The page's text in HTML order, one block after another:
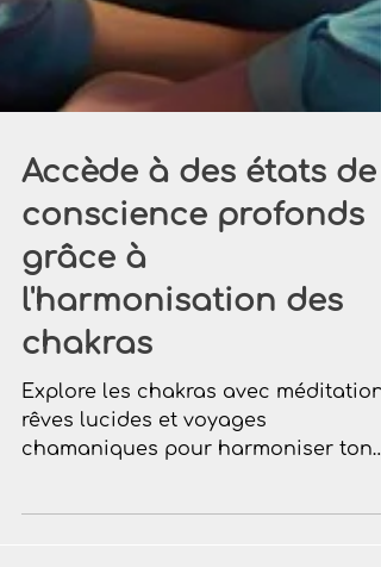
Accède à des états de
conscience profonds
grâce à
l'harmonisation des
chakras
Explore les chakras avec méditation,
rêves lucides et voyages
énergie et éveiller ta conscience